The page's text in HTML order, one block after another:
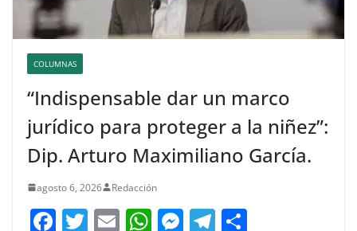
COLUMNAS
“Indispensable dar un marco
jurídico para proteger a la niñez”:
Dip. Arturo Maximiliano García.
agosto 6, 2026 Redacción
F T E W M T